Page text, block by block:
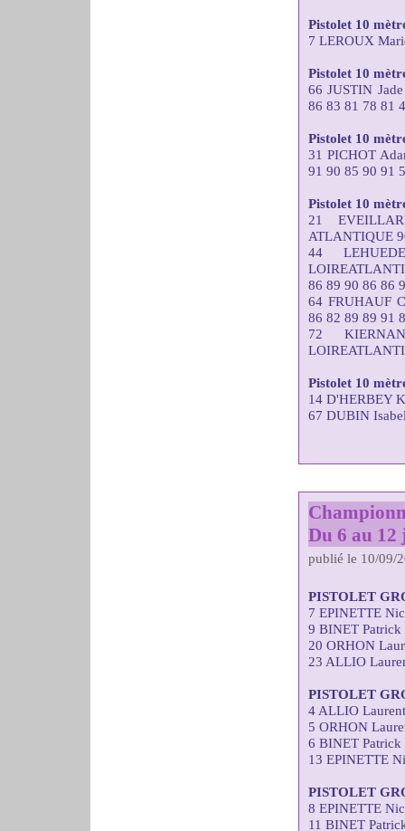
Pistolet 10
7 LEROUX
Pistolet 10
66 JUSTIN
86 83 81 78 81
Pistolet 10
31 PICHOT
91 90 85 90 91
Pistolet 10
21
ATLANTIQUE
44
86 89 90 86 86
64 FRUHAUF
86 82 89 89 91
72
Pistolet 10
14 D'HERBEY
67 DUBIN
Du 6 au
publié le 10/09/
PISTOLET
7 EPINETTE
9 BINET Patrick
20 ORHON
23 ALLIO
PISTOLET
4 ALLIO
5 ORHON
6 BINET Patrick
13 EPINETTE
PISTOLET
8 EPINETTE
11 BINET